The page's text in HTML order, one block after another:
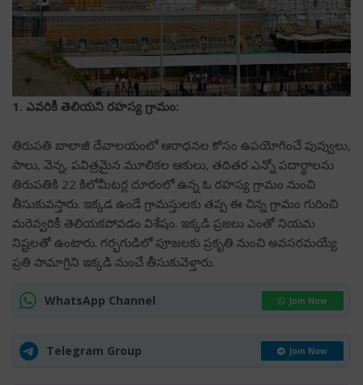
1. ఎవరికీ తెలియని రహస్య గ్రామం:
తిరుపతి బాలాజీ దేవాలయంలో ఆరాధనల కోసం ఉపయోగించే పువ్వులు,
పాలు, వెన్న, పవిత్రమైన మూలికల ఆకులు, తదితర ఎన్నో పదార్ధాలను
తిరుపతికి 22 కిలోమీటర్ల దూరంలో ఉన్న ఓ రహస్య గ్రామం నుంచి
తీసుకువస్తారు. ఇక్కడ ఉండే గ్రామస్తులకు తప్ప ఈ చిన్న గ్రామం గురించి
మరెవ్వరికీ తెలియకపోవడం విశేషం. ఇక్కడి ప్రజలు ఎంతో నియమ
నిష్టలతో ఉంటారు. గర్భగుడిలో పూజలకు ప్రకృతి నుంచి అవసరమయ్యే
ప్రతి సామాగ్రిని ఇక్కడి నుంచే తీసుకువెళ్తారు.
WhatsApp Channel Join Now
Telegram Group Join Now